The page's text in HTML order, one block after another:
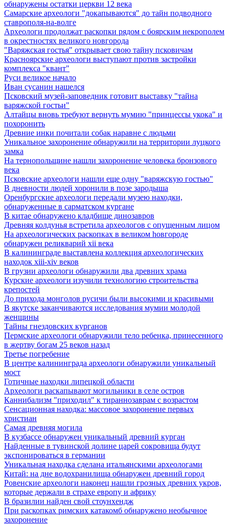
обнаружены остатки церкви 12 века
Самарские археологи "докапываются" до тайн подводного
ставрополя-на-волге
Археологи продолжат раскопки рядом с боярским некрополем
в окрестностях великого новгорода
"Варяжская гостья" открывает свою тайну псковичам
Красноярские археологи выступают против застройки
комплекса "квант"
Руси великое начало
Иван сусанин нашелся
Псковский музей-заповедник готовит выставку "тайна
варяжской гостьи"
Алтайцы вновь требуют вернуть мумию "принцессы укока" и
похоронить
Древние инки почитали собак наравне с людьми
Уникальное захоронение обнаружили на территории луцкого
замка
На тернопольщине нашли захоронение человека бронзового
века
Псковские археологи нашли еще одну "варяжскую гостью"
В дневности людей хоронили в позе зародыша
Оренбургские археологи передали музею находки,
обнаруженные в сарматском кургане
В китае обнаружено кладбище динозавров
Древняя колдунья встретила археологов с опущенным лицом
Hа археологических раскопках в великом hовгороде
обнаружен реликварий xii века
В калининграде выставлена коллекция археологических
находок xiii-xiv веков
В грузии археологи обнаружили два древних храма
Курские археологи изучили технологию строительства
крепостей
До прихода монголов русичи были высокими и красивыми
В якутске заканчиваются исследования мумии молодой
женщины
Тайны гнездовских курганов
Пермские археологи обнаружили тело ребенка, принесенного
в жертву богам 25 веков назад
Третье погребение
В центре калининграда археологи обнаружили уникальный
мост
Готичные находки липецкой области
Археологи раскапывают могильники в селе остров
Каннибализм "приходил" к тираннозаврам с возрастом
Сенсационная находка: массовое захоронение первых
христиан
Самая древняя могила
В кузбассе обнаружен уникальный древний курган
Найденные в тувинской долине царей сокровища будут
экспонироваться в германии
Уникальная находка сделана итальянскими археологами
Китай: на дне водохранилища обнаружен древний город
Ровенские археологи наконец нашли грозных древних укров,
которые держали в страхе европу и африку
В бразилии найден свой стоунхендж
При раскопках римских катакомб обнаружено необычное
захоронение